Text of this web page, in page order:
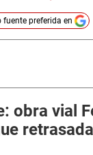
fuente preferida en
obra vial